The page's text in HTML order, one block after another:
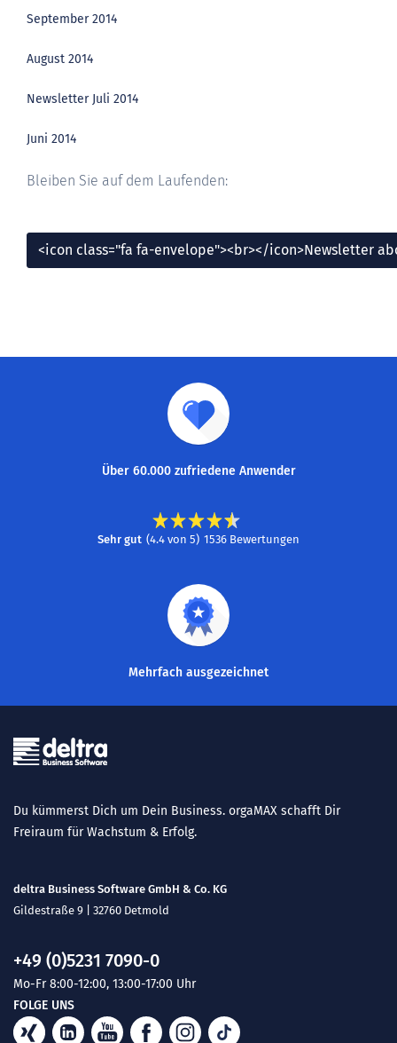
September 2014
August 2014
Newsletter Juli 2014
Juni 2014
Bleiben Sie auf dem Laufenden:
<icon class="fa fa-envelope"><br></icon>Newsletter
Über 60.000 zufriedene Anwender
Sehr gut (4.4 von 5) 1536 Bewertungen
Mehrfach ausgezeichnet
Du kümmerst Dich um Dein Business. orgaMAX schafft Dir
Freiraum für Wachstum & Erfolg.
deltra Business Software GmbH & Co. KG
Gildestraße 9 | 32760 Detmold
+49 (0)5231 7090-0
Mo-Fr 8:00-12:00, 13:00-17:00 Uhr
FOLGE UNS